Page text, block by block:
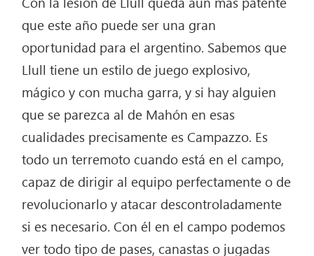
que este año puede ser una gran
oportunidad para el argentino. Sabemos que
Llull tiene un estilo de juego explosivo,
mágico y con mucha garra, y si hay alguien
que se parezca al de Mahón en esas
cualidades precisamente es Campazzo. Es
todo un terremoto cuando está en el campo,
capaz de dirigir al equipo perfectamente o de
revolucionarlo y atacar descontroladamente
si es necesario. Con él en el campo podemos
ver todo tipo de pases, canastas o jugadas